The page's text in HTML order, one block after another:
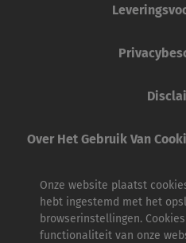
Over Het Gebruik Van
Onze website plaatst
hebt ingestemd met het
browserinstellingen.
functionaliteit van onze